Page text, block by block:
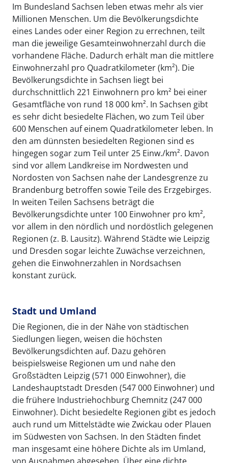
Im Bundesland Sachsen leben etwas mehr als vier
Millionen Menschen. Um die Bevölkerungsdichte
eines Landes oder einer Region zu errechnen, teilt
man die jeweilige Gesamteinwohnerzahl durch die
vorhandene Fläche. Dadurch erhält man die mittlere
Einwohnerzahl pro Quadratkilometer (km²). Die
Bevölkerungsdichte in Sachsen liegt bei
durchschnittlich 221 Einwohnern pro km² bei einer
Gesamtfläche von rund 18 000 km². In Sachsen gibt
es sehr dicht besiedelte Flächen, wo zum Teil über
600 Menschen auf einem Quadratkilometer leben. In
den am dünnsten besiedelten Regionen sind es
hingegen sogar zum Teil unter 25 Einw./km². Davon
sind vor allem Landkreise im Nordwesten und
Nordosten von Sachsen nahe der Landesgrenze zu
Brandenburg betroffen sowie Teile des Erzgebirges.
In weiten Teilen Sachsens beträgt die
Bevölkerungsdichte unter 100 Einwohner pro km²,
vor allem in den nördlich und nordöstlich gelegenen
Regionen (z. B. Lausitz). Während Städte wie Leipzig
und Dresden sogar leichte Zuwächse verzeichnen,
gehen die Einwohnerzahlen in Nordsachsen
konstant zurück.
Stadt und Umland
Die Regionen, die in der Nähe von städtischen
Siedlungen liegen, weisen die höchsten
Bevölkerungsdichten auf. Dazu gehören
beispielsweise Regionen um und nahe den
Großstädten Leipzig (571 000 Einwohner), die
Landeshauptstadt Dresden (547 000 Einwohner) und
die frühere Industriehochburg Chemnitz (247 000
Einwohner). Dicht besiedelte Regionen gibt es jedoch
auch rund um Mittelstädte wie Zwickau oder Plauen
im Südwesten von Sachsen. In den Städten findet
man insgesamt eine höhere Dichte als im Umland,